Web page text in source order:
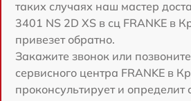
таких случаях наш мастер
3401 NS 2D XS в сц FRANKE в
привезет обратно.
Закажите звонок или
сервисного центра FRANKE в
проконсультирует и определит